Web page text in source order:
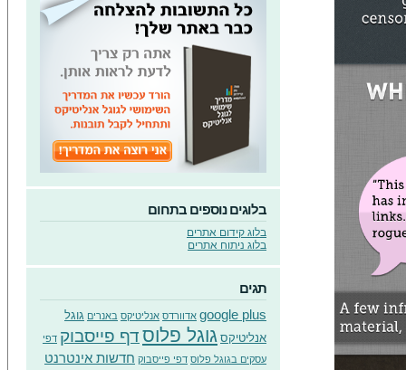
בלוגים נוספים בתחום
בלוג קידום אתרים
בלוג ניתוח אתרים
תגים
google plus אדוורדס אנליטיקס באנרים גוגל
אנליטיקס גוגל פלוסדף פייסבוק דפי
עסקים בגוגל פלוס דפי פייסבוק חדשות אינטרנט